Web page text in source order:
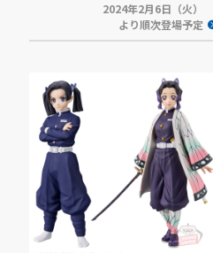
2024年2月6日（火）
より順次登場予定